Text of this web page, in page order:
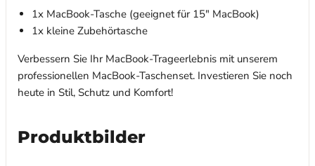
1x MacBook-Tasche (geeignet für 15" MacBook)
1x kleine Zubehörtasche
Verbessern Sie Ihr MacBook-Trageerlebnis mit unserem
professionellen MacBook-Taschenset. Investieren Sie noch
heute in Stil, Schutz und Komfort!
Produktbilder